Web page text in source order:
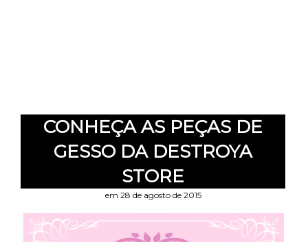
CONHEÇA AS PEÇAS DE
GESSO DA DESTROYA
STORE
em 28 de agosto de 2015